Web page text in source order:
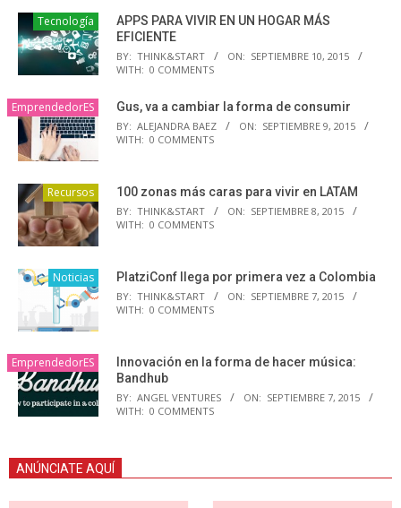
Tecnología
APPS PARA VIVIR EN UN HOGAR MÁS
EFICIENTE
BY: THINK&START ON: SEPTIEMBRE 10, 2015
WITH: 0 COMMENTS
EmprendedorES Gus, va a cambiar la forma de consumir
BY: ALEJANDRA BAEZ ON: SEPTIEMBRE 9, 2015
WITH: 0 COMMENTS
Recursos 100 zonas más caras para vivir en LATAM
BY: THINK&START ON: SEPTIEMBRE 8, 2015
WITH: 0 COMMENTS
Noticias PlatziConf llega por primera vez a Colombia
BY: THINK&START ON: SEPTIEMBRE 7, 2015
WITH: 0 COMMENTS
EmprendedorES
Innovación en la forma de hacer música:
Bandhub
BY: ANGEL VENTURES ON: SEPTIEMBRE 7, 2015
WITH: 0 COMMENTS
ANÚNCIATE AQUÍ